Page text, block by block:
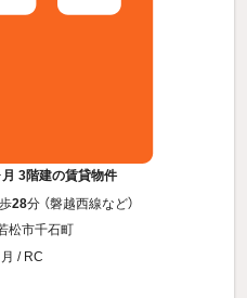
3階建の賃貸物件
28分 （磐越西線など）
松市千石町
/ RC